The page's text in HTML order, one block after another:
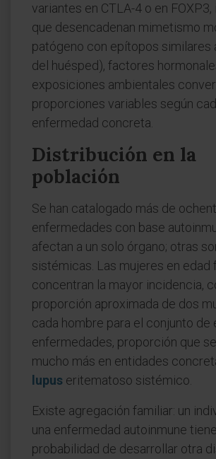
variantes en CTLA-4 o en
que desencadenan mimetismo
patógeno con epítopos similares
del huésped), factores
exposiciones ambientales
proporciones variables según
enfermedad concreta.
Distribución en la
población
Se han catalogado más de
enfermedades con base
afectan a un solo órgano; otras
sistémicas. Las mujeres en edad
concentran la mayor incidencia,
proporción aproximada de dos
cada hombre para el conjunto de
enfermedades, proporción que
mucho más en entidades
lupus eritematoso sistémico.
Existe agregación familiar: un
una enfermedad autoinmune
probabilidad de desarrollar otra